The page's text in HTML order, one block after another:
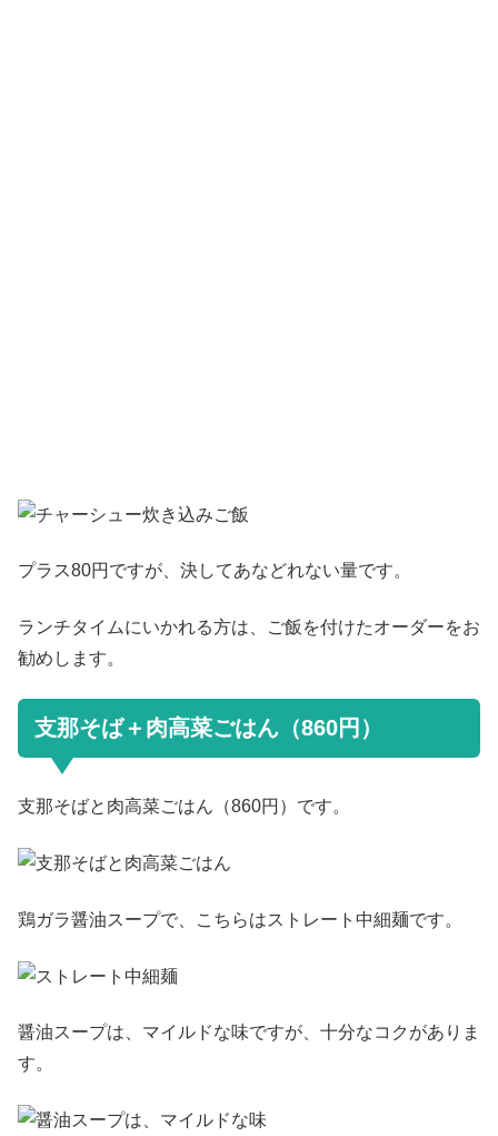
プラス80円ですが、決してあなどれない量です。
ランチタイムにいかれる方は、ご飯を付けたオーダーをお
勧めします。
支那そば＋肉高菜ごはん（860円）
支那そばと肉高菜ごはん（860円）です。
鶏ガラ醤油スープで、こちらはストレート中細麺です。
醤油スープは、マイルドな味ですが、十分なコクがありま
す。